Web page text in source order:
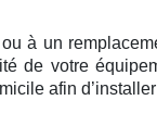
à un
de votre
afin d’installer